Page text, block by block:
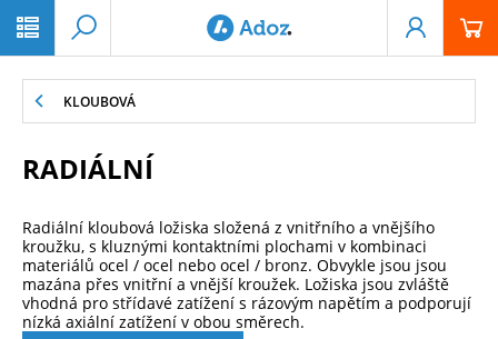
KLOUBOVÁ
RADIÁLNÍ
Radiální kloubová ložiska složená z vnitřního a vnějšího
kroužku, s kluznými kontaktními plochami v kombinaci
materiálů ocel / ocel nebo ocel / bronz. Obvykle jsou jsou
mazána přes vnitřní a vnější kroužek. Ložiska jsou zvláště
vhodná pro střídavé zatížení s rázovým napětím a podporují
nízká axiální zatížení v obou směrech.